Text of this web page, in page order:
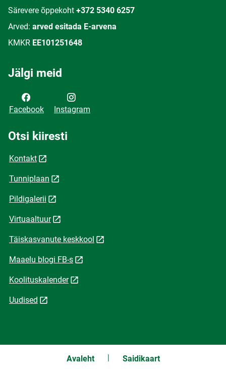
Särevere õppekoht +372 5340 6257
Arved: arved esitada E-arvena
KMKR EE101251648
Jälgi meid
Facebook Instagram
Otsi kiiresti
Kontakt
Tunniplaan
Pildigalerii
Virtuaaltuur
Täiskasvanute keskkool
Maaelu blogi FB-s
Koolituskalender
Uudised
Avaleht Saidikaart